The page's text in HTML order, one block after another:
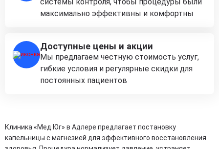
максимально эффективны и комфортны
Доступные цены и акции
Мы предлагаем честную стоимость услуг,
гибкие условия и регулярные скидки для
постоянных пациентов
Клиника «Мед Юг» в Адлере предлагает постановку
капельницы с магнезией для эффективного восстановления